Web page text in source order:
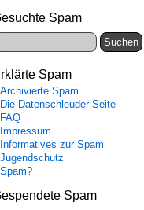
Spam
Spam
Archivierte Spam
Die Datenschleuder-Seite
FAQ
Impressum
Informatives zur Spam
Jugendschutz
Spam?
Spam